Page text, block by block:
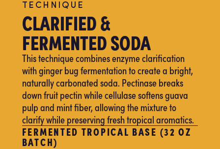
TECHNIQUE
CLARIFIED &
FERMENTED SODA
This technique combines enzyme clarification
with ginger bug fermentation to create a bright,
naturally carbonated soda. Pectinase breaks
down fruit pectin while cellulase softens guava
pulp and mint fiber, allowing the mixture to
clarify while preserving fresh tropical aromatics.
FERMENTED TROPICAL BASE (32 OZ
BATCH)